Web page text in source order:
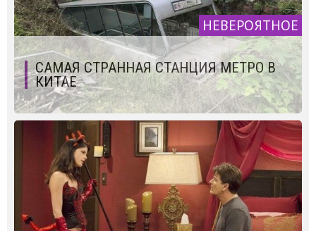
НЕВЕРОЯТНОЕ
САМАЯ СТРАННАЯ СТАНЦИЯ МЕТРО В
КИТАЕ